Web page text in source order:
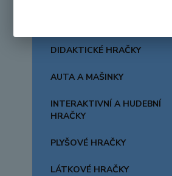
DIDAKTICKÉ HRAČKY
AUTA A MAŠINKY
INTERAKTIVNÍ A HUDEBNÍ
HRAČKY
PLYŠOVÉ HRAČKY
LÁTKOVÉ HRAČKY